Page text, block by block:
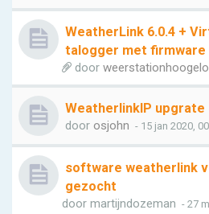
WeatherLink 6.0.4 +
talogger met firmware
door
WeatherlinkIP upgrate
door osjohn - 15 jan 2020,
software weatherlink
gezocht
door martijndozeman - 27